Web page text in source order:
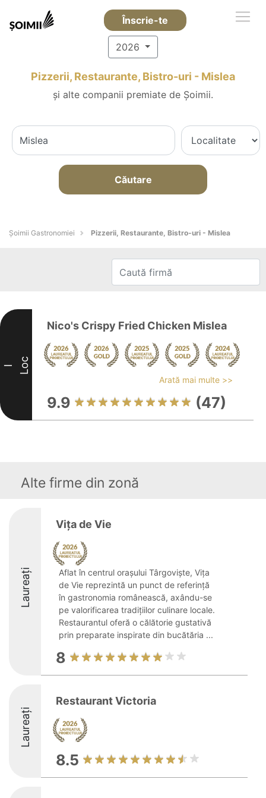
Înscrie-te
2026
Pizzerii, Restaurante, Bistro-uri - Mislea
și alte companii premiate de Șoimii.
Căutare
Șoimii Gastronomiei Pizzerii, Restaurante, Bistro-uri - Mislea
I Loc
Nico's Crispy Fried Chicken Mislea
Arată mai multe >>
9.9 (47)
Alte firme din zonă
Laureați
Vița de Vie
Aflat în centrul orașului Târgoviște, Vița
de Vie reprezintă un punct de referință
în gastronomia românească, axându-se
pe valorificarea tradițiilor culinare locale.
Restaurantul oferă o călătorie gustativă
prin preparate inspirate din bucătăria ...
8
Laureați
Restaurant Victoria
8.5